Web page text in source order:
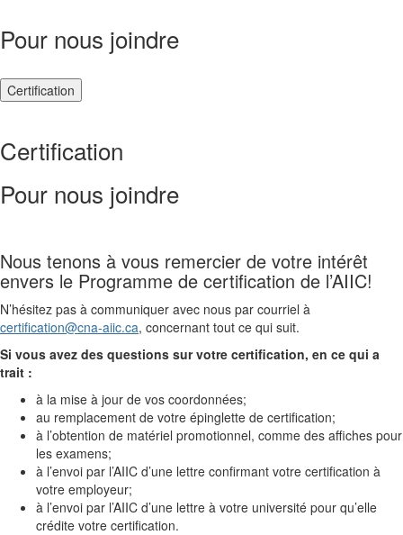
Pour nous joindre
Certification
Certification
Pour nous joindre
Nous tenons à vous remercier de votre intérêt
envers le Programme de certification de l’AIIC!
N’hésitez pas à communiquer avec nous par courriel à
certification@cna-aiic.ca, concernant tout ce qui suit.
Si vous avez des questions sur votre certification, en ce qui a
trait :
à la mise à jour de vos coordonnées;
au remplacement de votre épinglette de certification;
à l’obtention de matériel promotionnel, comme des affiches pour
les examens;
à l’envoi par l’AIIC d’une lettre confirmant votre certification à
votre employeur;
à l’envoi par l’AIIC d’une lettre à votre université pour qu’elle
crédite votre certification.